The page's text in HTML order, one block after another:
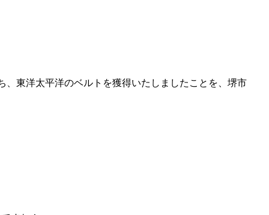
東洋太平洋のベルトを獲得いたしましたことを、堺市